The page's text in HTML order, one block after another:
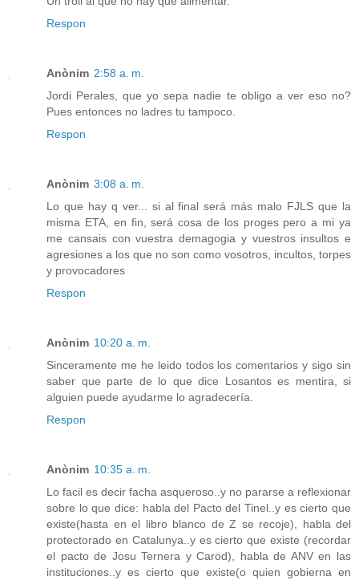
Respon
Anònim 2:58 a. m.
Jordi Perales, que yo sepa nadie te obligo a ver eso no?
Pues entonces no ladres tu tampoco.
Respon
Anònim 3:08 a. m.
Lo que hay q ver... si al final será más malo FJLS que la
misma ETA, en fin, será cosa de los proges pero a mi ya
me cansais con vuestra demagogia y vuestros insultos e
agresiones a los que no son como vosotros, incultos, torpes
y provocadores
Respon
Anònim 10:20 a. m.
Sinceramente me he leido todos los comentarios y sigo sin
saber que parte de lo que dice Losantos es mentira, si
alguien puede ayudarme lo agradecería.
Respon
Anònim 10:35 a. m.
Lo facil es decir facha asqueroso..y no pararse a reflexionar
sobre lo que dice: habla del Pacto del Tinel..y es cierto que
existe(hasta en el libro blanco de Z se recoje), habla del
protectorado en Catalunya..y es cierto que existe (recordar
el pacto de Josu Ternera y Carod), habla de ANV en las
instituciones..y es cierto que existe(o quien gobierna en